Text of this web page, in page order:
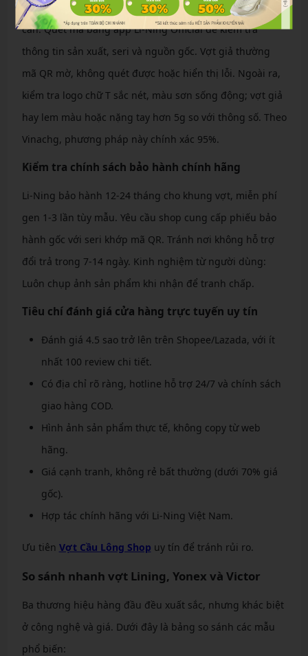
Mỗi vợt chính hãng có mã QR trên tem chống giả ở chóp
cán. Quét mã bằng app Li-Ning Official để kiểm tra
thông tin sản xuất, seri và nguồn gốc. Vợt giả thường
mã QR mờ, không quét được hoặc hiển thị lỗi. Ngoài ra,
kiểm tra logo chữ T sắc nét, màu sơn sống động; vợt giả
hay lem màu hoặc nặng tay hơn 5g so với thông số. Theo
Vinachg, phương pháp này chính xác 95%.
Kiểm tra chính sách bảo hành chính hãng
Li-Ning bảo hành 12-24 tháng cho khung vợt, miễn phí
gen 1-3 lần tùy mẫu. Yêu cầu shop cung cấp phiếu bảo
hành gốc với seri khớp mã QR. Tránh nơi không hỗ trợ
đổi trả trong 7-14 ngày. Kinh nghiệm từ người dùng:
Luôn chụp ảnh sản phẩm khi nhận để tranh chấp.
Tiêu chí đánh giá cửa hàng trực tuyến uy tín
Đánh giá 4.5 sao trở lên trên Shopee/Lazada, với ít
nhất 100 review chi tiết.
Có địa chỉ rõ ràng, hotline hỗ trợ 24/7 và chính sách
giao hàng COD.
Hình ảnh sản phẩm thực tế, không copy từ web
hãng.
Giá cạnh tranh, không rẻ bất thường (dưới 70% giá
gốc).
Hợp tác chính hãng với Li-Ning Việt Nam.
Ưu tiên Vợt Cầu Lông Shop uy tín để tránh rủi ro.
So sánh nhanh vợt Lining, Yonex và Victor
Ba thương hiệu hàng đầu đều xuất sắc, nhưng khác biệt
ở công nghệ và giá. Dưới đây là bảng so sánh các mẫu
phổ biến: